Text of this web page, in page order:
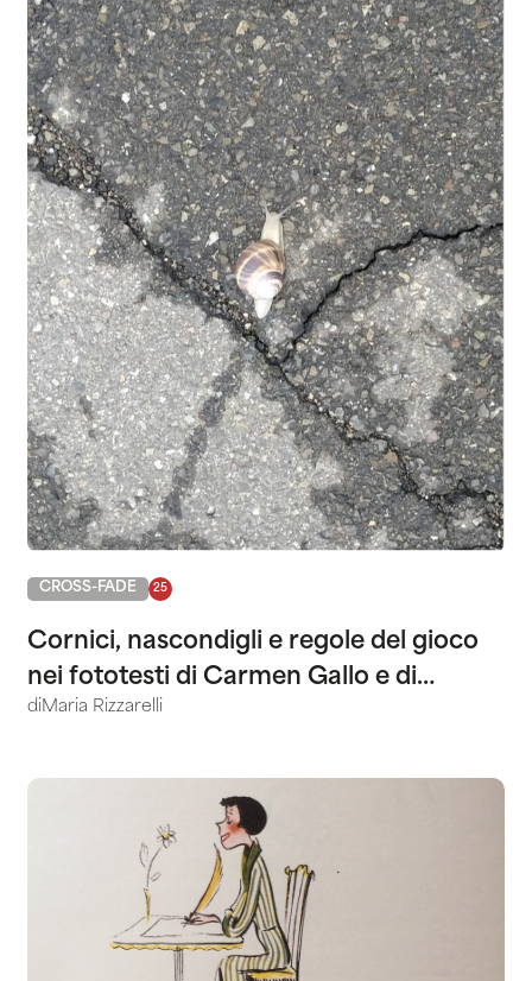
Sapienza A-Z (Electa 2024) and, co-edited
with Beatrice Seligardi, Talenti doppi.
Vocazioni plurime nella letteratura
contemporanea (Carocci, 2025).
CROSS-FADE 25
Cornici, nascondigli e regole del gioco
nei fototesti di Carmen Gallo e di
Francesco Deotto
di Maria Rizzarelli